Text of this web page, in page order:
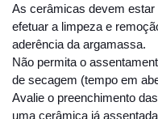
As cerâmicas devem
efetuar a limpeza e
aderência da argamassa.
Não permita o
de secagem (tempo em
Avalie o preenchimento
uma cerâmica já